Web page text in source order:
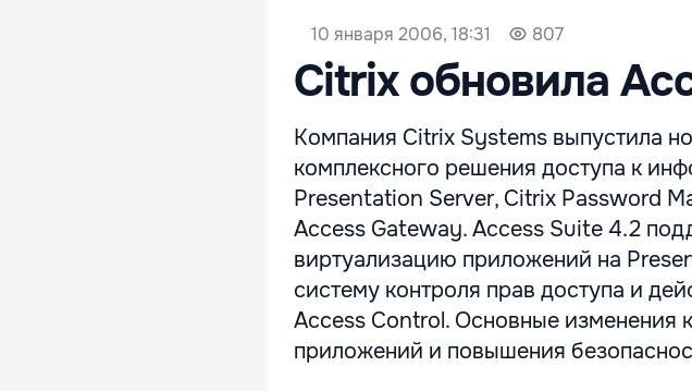
10 января 2006, 18:31 807
Citrix обновила
Компания Citrix Systems выпустила
комплексного решения доступа к
Presentation Server, Citrix Password
Access Gateway. Access Suite 4.2
виртуализацию приложений на
систему контроля прав доступа и
Access Control. Основные изменения
приложений и повышения